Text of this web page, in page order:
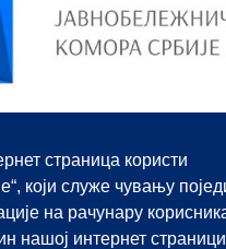
страница користи
који служе чувању
на рачунару
нашој интернет страници
javnog beležnika